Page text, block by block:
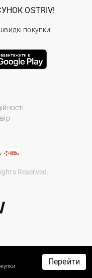
Reserved.
OSTRIV!
покупки
Перейти